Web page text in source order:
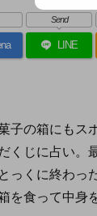
LINE
Send
子の箱にも
くじに占い。
っくに終わ
食って中身
ス
を
入
力...